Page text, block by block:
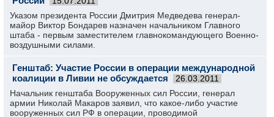
Указом президента России Дмитрия Медведева генерал-
майор Виктор Бондарев назначен начальником Главного
штаба - первым заместителем главнокомандующего Военно-
воздушными силами.
Генштаб: Участие России в операции международной
коалиции в Ливии не обсуждается
26.03.2011
Начальник генштаба Вооруженных сил России, генерал
армии Николай Макаров заявил, что какое-либо участие
вооруженных сил РФ в операции, проводимой